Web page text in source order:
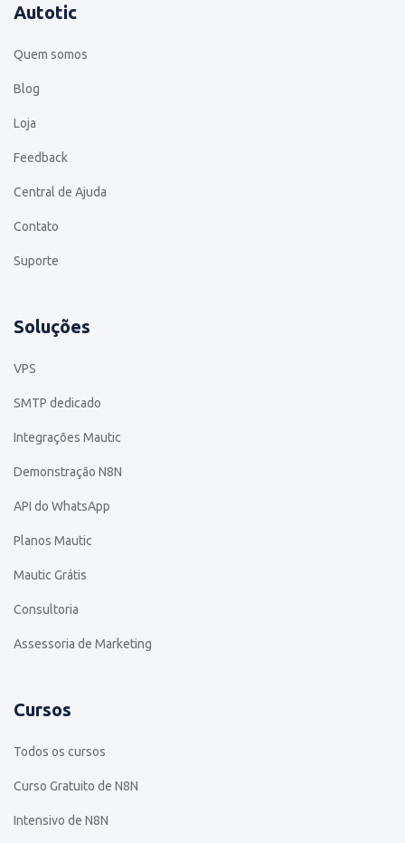
Autotic
Quem somos
Blog
Loja
Feedback
Central de Ajuda
Contato
Suporte
Soluções
VPS
SMTP dedicado
Integrações Mautic
Demonstração N8N
API do WhatsApp
Planos Mautic
Mautic Grátis
Consultoria
Assessoria de Marketing
Cursos
Todos os cursos
Curso Gratuito de N8N
Intensivo de N8N